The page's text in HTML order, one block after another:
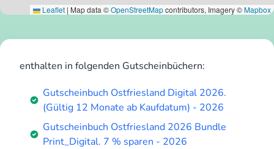
Leaflet | Map data ©OpenStreetMapcontributors, Imagery ©Mapbox
enthalten in folgenden Gutscheinbüchern:
Gutscheinbuch Ostfriesland Digital 2026.
(Gültig 12 Monate ab Kaufdatum) - 2026
Gutscheinbuch Ostfriesland 2026 Bundle
Print_Digital. 7 % sparen - 2026